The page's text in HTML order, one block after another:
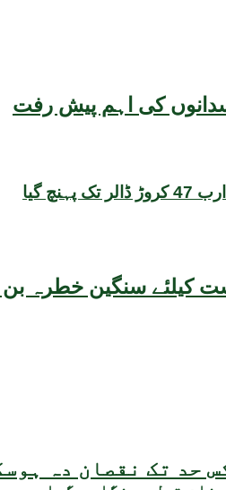
کی اہم پیش رفت
حد تک نقصان دہ